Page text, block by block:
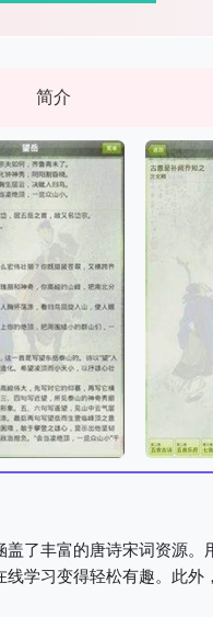
简介
了丰富的唐诗宋词资源
学习变得轻松有趣。此